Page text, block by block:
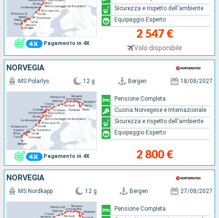
Pagamento in 4X
2 547 €
Volo disponibile
Sicurezza e rispetto dell'ambiente
Equipaggio Esperto
NORVEGIA
Pagamento in 4X
MS Polarlys 12 g Bergen 18/08/2027
2 800 €
Pensione Completa
Cucina Norvegese e Internazionale
Sicurezza e rispetto dell'ambiente
Equipaggio Esperto
NORVEGIA
MS Nordkapp 12 g Bergen 27/08/2027
Pensione Completa